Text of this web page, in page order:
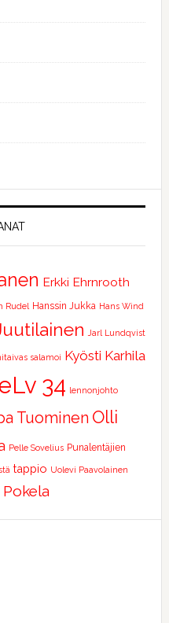
Erkki Ehrnrooth
Rudel Hanssin Jukka Hans Wind
Jarl Lundqvist
salamoi Kyösti Karhila
34 lennonjohto
Tuominen Olli
Pelle Sovelius Punalentäjien
tappio Uolevi Paavolainen